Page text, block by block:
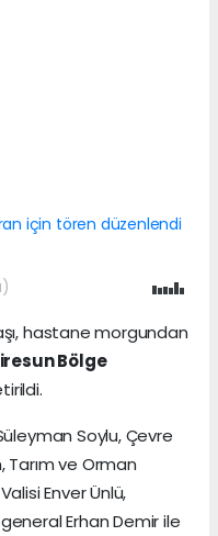
hastane morgundan
Bölge
Soylu, Çevre
Tarım ve Orman
Enver Ünlü,
Erhan Demir ile